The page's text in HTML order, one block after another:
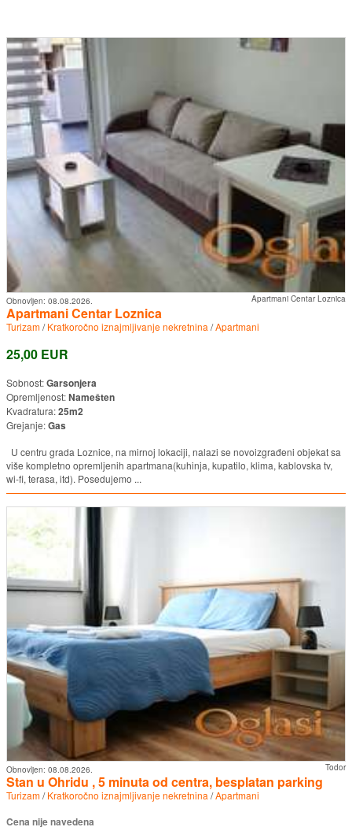
Apartmani Centar Loznica
Obnovljen: 08.08.2026.
Apartmani Centar Loznica
Turizam/Kratkoročno iznajmljivanje nekretnina /Apartmani
25,00 EUR
Sobnost:Garsonjera
Opremljenost:Namešten
Kvadratura:25m2
Grejanje:Gas
U centru grada Loznice, na mirnoj lokaciji, nalazi se novoizgrađeni objekat sa
više kompletno opremljenih apartmana(kuhinja, kupatilo, klima, kablovska tv,
wi-fi, terasa, itd). Posedujemo ...
Todor
Obnovljen: 08.08.2026.
Stan u Ohridu , 5 minuta od centra, besplatan parking
Turizam/Kratkoročno iznajmljivanje nekretnina /Apartmani
Cena nije navedena